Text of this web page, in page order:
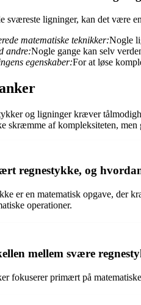
sværeste ligninger, kan det være
matematiske teknikker:Nogle
andre:Nogle gange kan selv
egenskaber:For at løse
og ligninger kræver
skræmme af kompleksiteten,
regnestykke, og
er en matematisk opgave, der
operationer.
mellem svære
fokuserer primært på